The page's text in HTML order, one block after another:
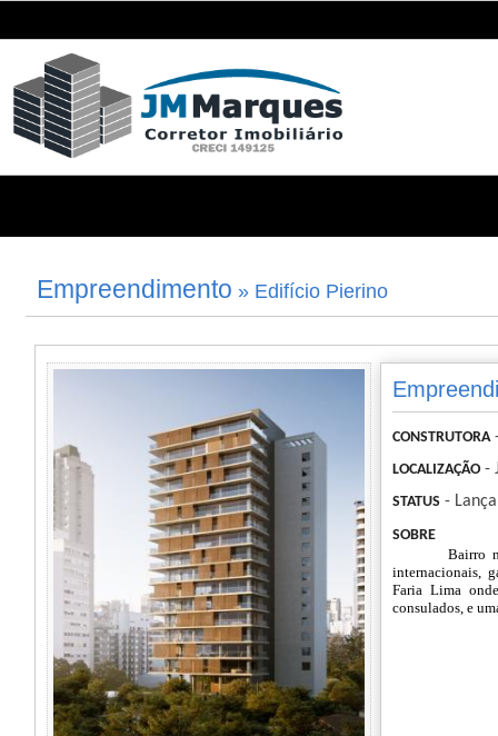
Empreendimento » Edifício Pierino
CONSTRUTORA-
LOCALIZAÇÃO-
STATUS -
SOBRE
Bairro
internacionais,
Faria Lima
consulados, e